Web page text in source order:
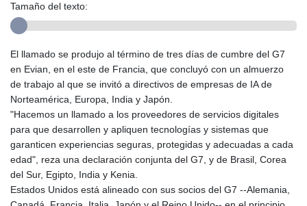
Tamaño del texto:
El llamado se produjo al término de tres días de cumbre del G7
en Evian, en el este de Francia, que concluyó con un almuerzo
de trabajo al que se invitó a directivos de empresas de IA de
Norteamérica, Europa, India y Japón.
"Hacemos un llamado a los proveedores de servicios digitales
para que desarrollen y apliquen tecnologías y sistemas que
garanticen experiencias seguras, protegidas y adecuadas a cada
edad", reza una declaración conjunta del G7, y de Brasil, Corea
del Sur, Egipto, India y Kenia.
Estados Unidos está alineado con sus socios del G7 --Alemania,